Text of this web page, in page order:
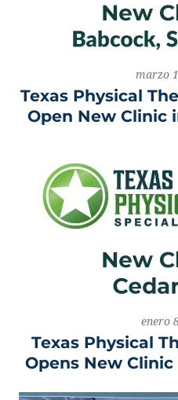
marzo
Texas Physical
Open New Clinic
enero
Texas Physical
Opens New Clinic